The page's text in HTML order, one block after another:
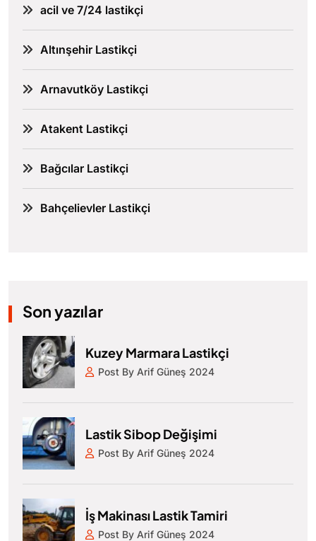
acil ve 7/24 lastikçi
Altınşehir Lastikçi
Arnavutköy Lastikçi
Atakent Lastikçi
Bağcılar Lastikçi
Bahçelievler Lastikçi
Son yazılar
Kuzey Marmara Lastikçi
Post By Arif Güneş 2024
Lastik Sibop Değişimi
Post By Arif Güneş 2024
İş Makinası Lastik Tamiri
Post By Arif Güneş 2024